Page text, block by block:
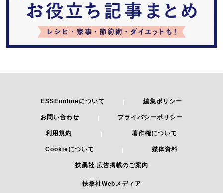
ESSEonlineについて 編集ポリシー
お問い合わせ プライバシーポリシー
利用規約 著作権について
Cookieについて 媒体資料
扶桑社 広告掲載のご案内
扶桑社Webメディア